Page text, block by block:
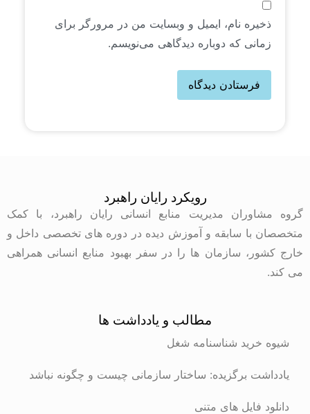
ذخیره نام، ایمیل و وبسایت من در مرورگر برای
زمانی که دوباره دیدگاهی می‌نویسم.
رویکرد رایان راهبرد
گروه مشاوران مدیریت منابع انسانی رایان راهبرد، با کمک
متخصصان با سابقه و آموزش دیده در دوره های تخصصی داخل و
خارج کشور، سازمان ها را در سفر بهبود منابع انسانی همراهی
می کند.
مطالب و یادداشت ها
شیوه خرید شناسنامه شغل
یادداشت برگزیده: ساختار سازمانی چیست و چگونه نباشد
دانلود فایل های متنی